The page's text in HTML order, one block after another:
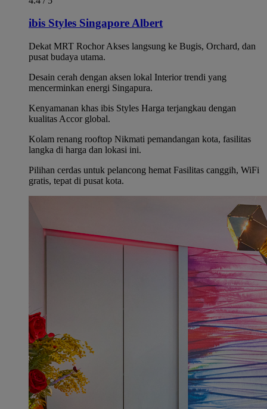
ibis Styles Singapore Albert
Dekat MRT Rochor Akses langsung ke Bugis, Orchard, dan
pusat budaya utama.
Desain cerah dengan aksen lokal Interior trendi yang
mencerminkan energi Singapura.
Kenyamanan khas ibis Styles Harga terjangkau dengan
kualitas Accor global.
Kolam renang rooftop Nikmati pemandangan kota, fasilitas
langka di harga dan lokasi ini.
Pilihan cerdas untuk pelancong hemat Fasilitas canggih, WiFi
gratis, tepat di pusat kota.